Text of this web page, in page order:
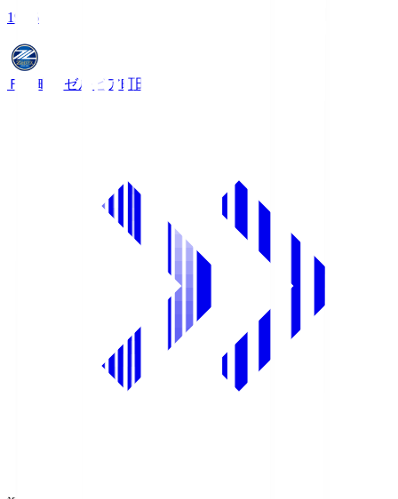
19:06
ＦＣ町田ゼルビア町田